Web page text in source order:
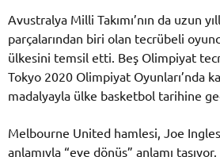
Avustralya Milli Takımı’nın da uzun
parçalarından biri olan tecrübeli
ülkesini temsil etti. Beş Olimpiyat
Tokyo 2020 Olimpiyat Oyunları’nda
madalyayla ülke basketbol tarihine
Melbourne United hamlesi, Joe
anlamıyla “eve dönüş” anlamı taşıyor.